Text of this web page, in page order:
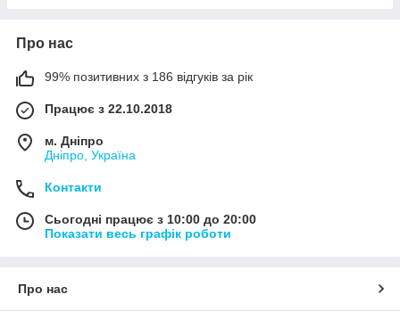
Про нас
99% позитивних з 186 відгуків за рік
Працює з 22.10.2018
м. Дніпро
Дніпро, Україна
Контакти
Сьогодні працює з 10:00 до 20:00
Показати весь графік роботи
Про нас